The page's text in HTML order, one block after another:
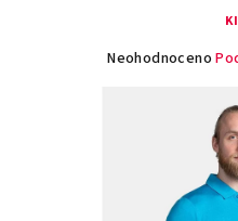
Průměrné
hvězdiček.
Neohodnoceno